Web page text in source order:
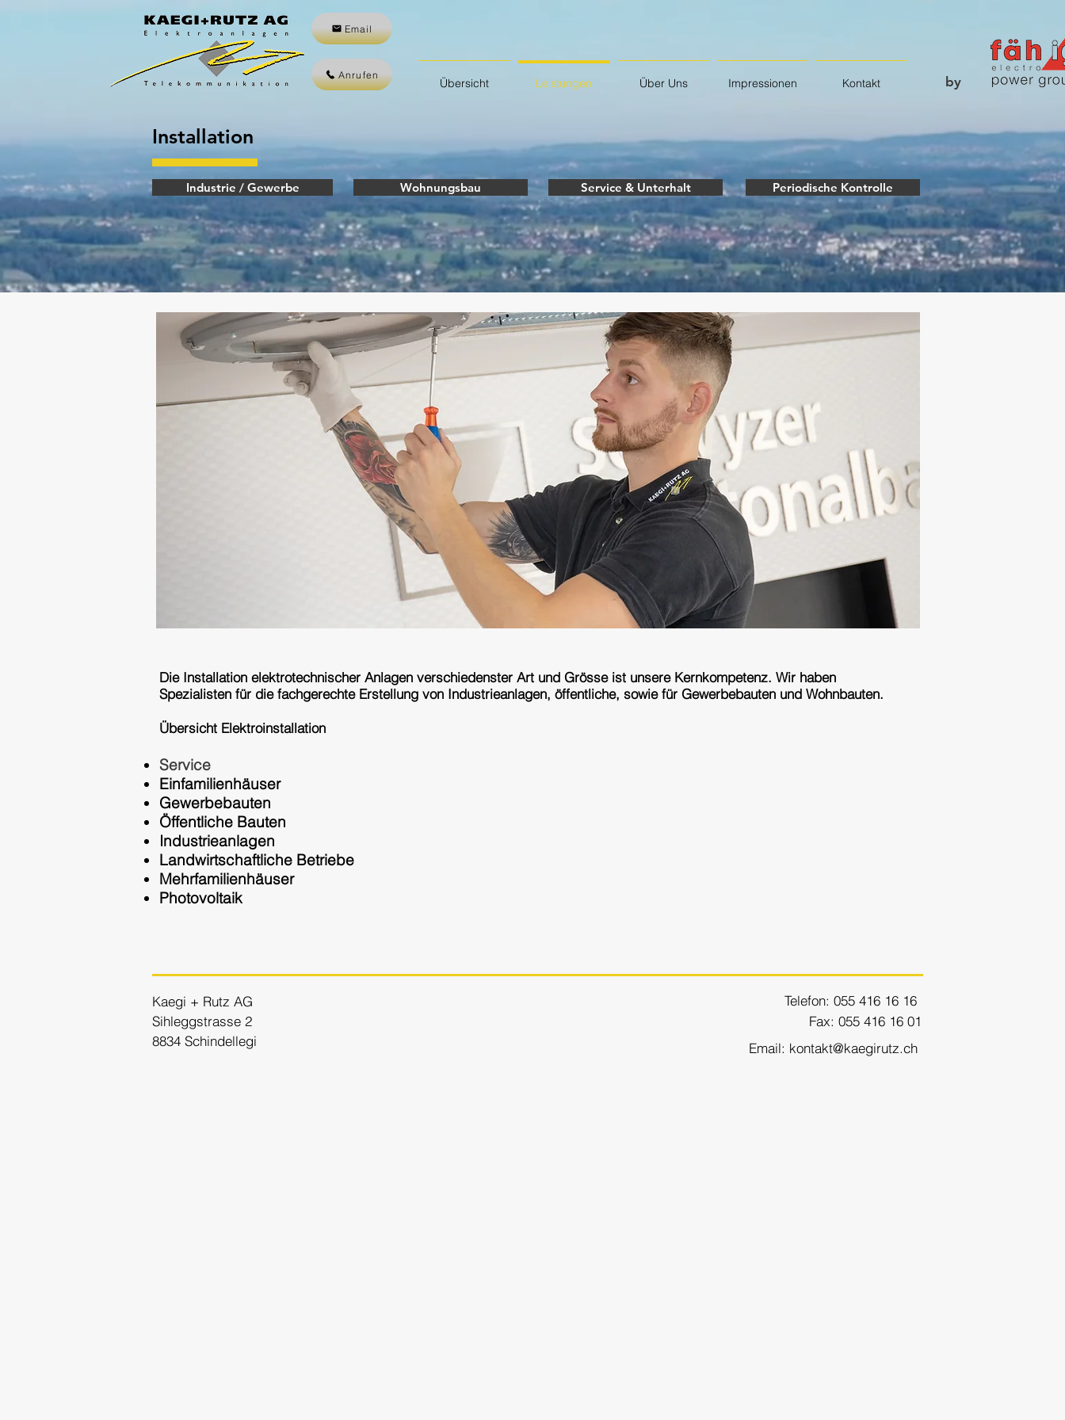
Übersicht Leistungen Über Uns Impressionen Kontakt
Email
Anrufen by
Installation
Industrie / Gewerbe Wohnungsbau Service & Unterhalt Periodische Kontrolle
Die Installation elektrotechnischer Anlagen verschiedenster Art und Grösse ist unsere Kernkompetenz. Wir haben
Spezialisten für die fachgerechte Erstellung von Industrieanlagen, öffentliche, sowie für Gewerbebauten und Wohnbauten.
Übersicht Elektroinstallation
Service
Einfamilienhäuser
Gewerbebauten
Öffentliche Bauten
Industrieanlagen
Landwirtschaftliche Betriebe
Mehrfamilienhäuser
Photovoltaik
Kaegi + Rutz AG
Sihleggstrasse 2
8834 Schindellegi
Fax: 055 416 16 01
Telefon: 055 416 16 16
Email: kontakt@kaegirutz.ch